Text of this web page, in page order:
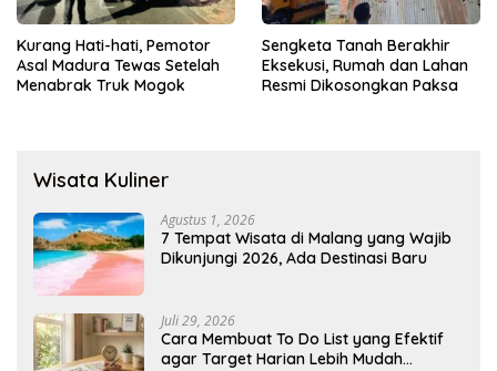
Kurang Hati-hati, Pemotor
Asal Madura Tewas Setelah
Menabrak Truk Mogok
Sengketa Tanah Berakhir
Eksekusi, Rumah dan Lahan
Resmi Dikosongkan Paksa
Wisata Kuliner
Agustus 1, 2026
7 Tempat Wisata di Malang yang Wajib
Dikunjungi 2026, Ada Destinasi Baru
Juli 29, 2026
Cara Membuat To Do List yang Efektif
agar Target Harian Lebih Mudah